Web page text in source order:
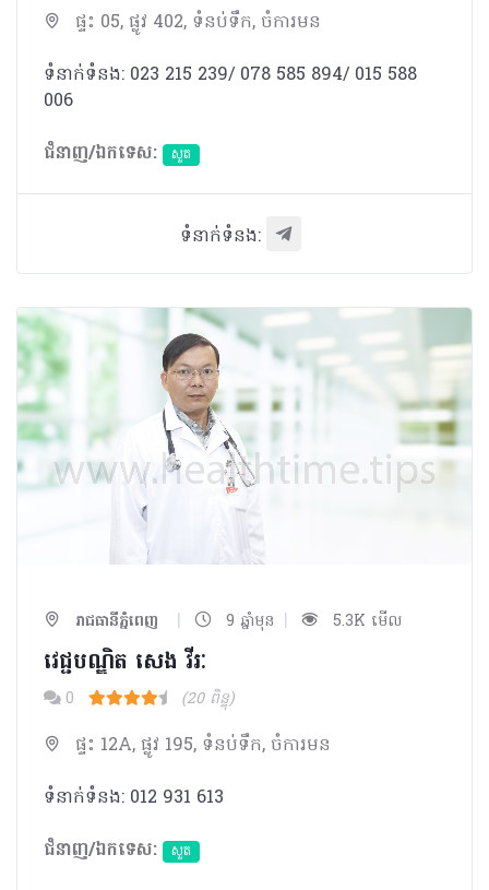
ផ្ទះ 05, ផ្លូវ 402, ទំនប់ទឹក, ចំការមន
ទំនាក់ទំនង: 023 215 239/ 078 585 894/ 015 588
006
ជំនាញ/ឯកទេស:
សួត
ទំនាក់ទំនង:
រាជធានីភ្នំពេញ | 9 ឆ្នាំមុន | 5.3K មើល
​វេជ្ជបណ្ឌិត សេង វីរៈ
0 (20 ពិន្ទុ)
ផ្ទះ 12A, ផ្លូវ 195, ទំនប់ទឹក, ចំការមន
ទំនាក់ទំនង: 012 931 613
ជំនាញ/ឯកទេស:
សួត